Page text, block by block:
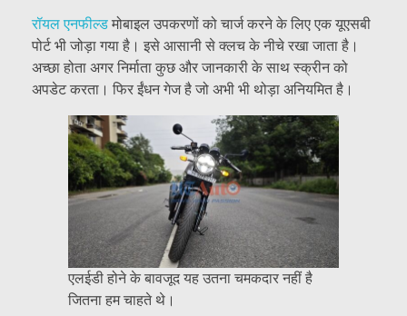
रॉयल एनफील्डमोबाइल उपकरणों को चार्ज करने के लिए एक यूएसबी
पोर्ट भी जोड़ा गया है। इसे आसानी से क्लच के नीचे रखा जाता है।
अच्छा होता अगर निर्माता कुछ और जानकारी के साथ स्क्रीन को
अपडेट करता। फिर ईंधन गेज है जो अभी भी थोड़ा अनियमित है।
एलईडी होने के बावजूद यह उतना चमकदार नहीं है
जितना हम चाहते थे।